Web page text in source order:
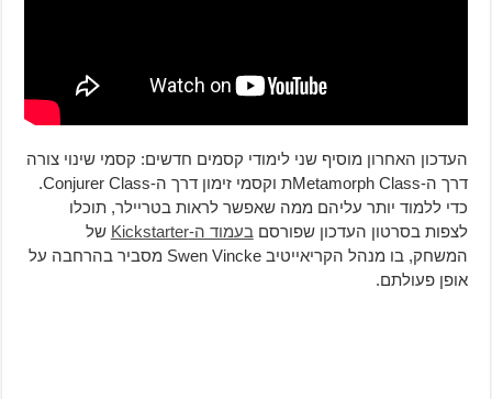
העדכון האחרון מוסיף שני לימודי קסמים חדשים: קסמי שינוי צורה
דרך ה-Metamorph Classת וקסמי זימון דרך ה-Conjurer Class.
כדי ללמוד יותר עליהם ממה שאפשר לראות בטריילר, תוכלו
לצפות בסרטון העדכון שפורסם בעמוד ה-Kickstarter
של
המשחק, בו מנהל הקריאייטיב Swen Vincke מסביר בהרחבה על
אופן פעולתם.